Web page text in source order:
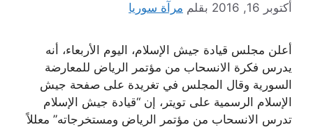
أكتوبر 16, 2016 بقلم مرآة سوريا
أعلن مجلس قيادة جيش الإسلام، اليوم الأربعاء، أنه
يدرس فكرة الانسحاب من مؤتمر الرياض للمعارضة
السورية وقال المجلس في تغريدة على صفحة جيش
الإسلام الرسمية على تويتر، إن “قيادة جيش الإسلام
تدرس الانسحاب من مؤتمر الرياض ومستخرجاته” معللاً